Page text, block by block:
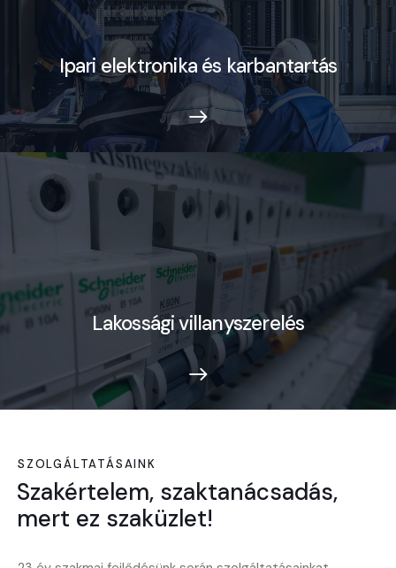
Ipari elektronika és karbantartás
Lakossági villanyszerelés
SZOLGÁLTATÁSAINK
Szakértelem, szaktanácsadás,
mert ez szaküzlet!